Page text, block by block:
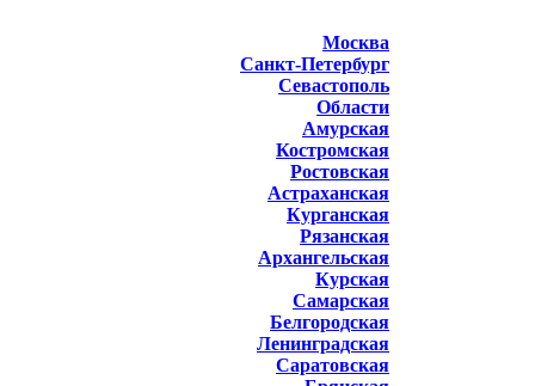
Москва
Санкт-Петербург
Севастополь
Области
Амурская
Костромская
Ростовская
Астраханская
Курганская
Рязанская
Архангельская
Курская
Самарская
Белгородская
Ленинградская
Саратовская